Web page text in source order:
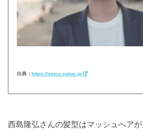
出典：https://spice.eplus.jp
西島隆弘さんの髪型はマッシュへア